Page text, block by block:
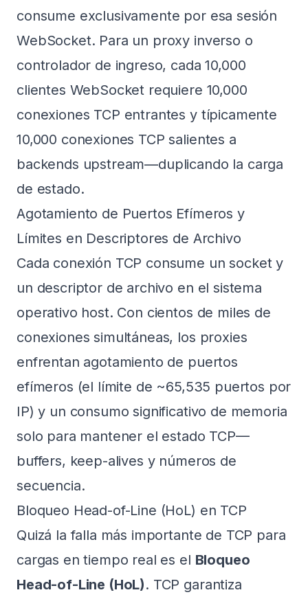
consume exclusivamente por esa sesión
WebSocket. Para un proxy inverso o
controlador de ingreso, cada 10,000
clientes WebSocket requiere 10,000
conexiones TCP entrantes y típicamente
10,000 conexiones TCP salientes a
backends upstream—duplicando la carga
de estado.
Agotamiento de Puertos Efímeros y
Límites en Descriptores de Archivo
Cada conexión TCP consume un socket y
un descriptor de archivo en el sistema
operativo host. Con cientos de miles de
conexiones simultáneas, los proxies
enfrentan agotamiento de puertos
efímeros (el límite de ~65,535 puertos por
IP) y un consumo significativo de memoria
solo para mantener el estado TCP—
buffers, keep-alives y números de
secuencia.
Bloqueo Head-of-Line (HoL) en TCP
Quizá la falla más importante de TCP para
cargas en tiempo real es el Bloqueo
Head-of-Line (HoL). TCP garantiza